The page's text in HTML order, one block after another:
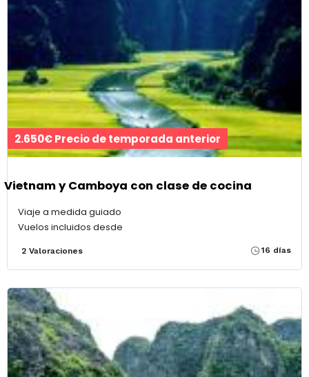
2.650€ Precio de temporada anterior
Vietnam y Camboya con clase de cocina
Viaje a medida guiado
Vuelos incluidos desde
2 Valoraciones 16 días